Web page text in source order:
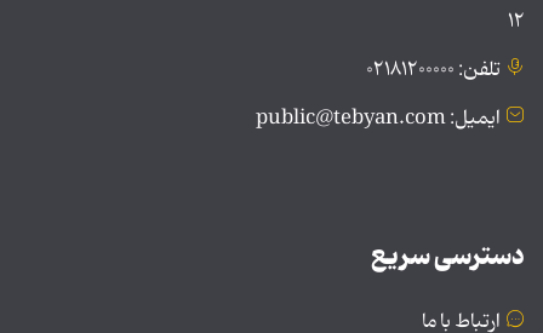
۱۲
تلفن: ۰۲۱۸۱۲۰۰۰۰۰
ایمیل: public@tebyan.com
دسترسی سریع
ارتباط با ما